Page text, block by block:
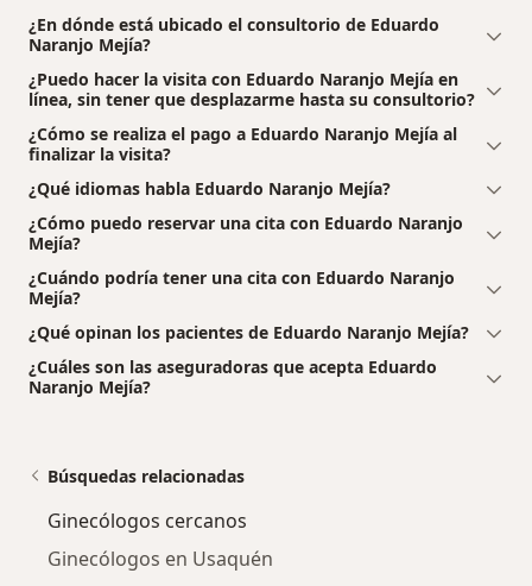
¿En dónde está ubicado el consultorio de Eduardo
Naranjo Mejía?
¿Puedo hacer la visita con Eduardo Naranjo Mejía en
línea, sin tener que desplazarme hasta su consultorio?
¿Cómo se realiza el pago a Eduardo Naranjo Mejía al
finalizar la visita?
¿Qué idiomas habla Eduardo Naranjo Mejía?
¿Cómo puedo reservar una cita con Eduardo Naranjo
Mejía?
¿Cuándo podría tener una cita con Eduardo Naranjo
Mejía?
¿Qué opinan los pacientes de Eduardo Naranjo Mejía?
¿Cuáles son las aseguradoras que acepta Eduardo
Naranjo Mejía?
Búsquedas relacionadas
Ginecólogos cercanos
Ginecólogos en Usaquén